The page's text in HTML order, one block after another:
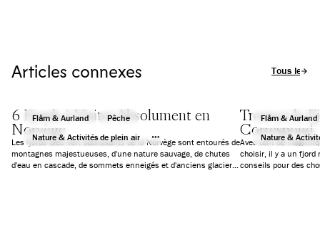
Articles connexes Tous les
Flåm & Aurland
Pêche
Nature & Activités de plein air
6 Fjords à Visiter Absolument en
Norvège
Les fjords bleu-vert saisissants de la Norvège sont entourés de
montagnes majestueuses, d'une nature sauvage, de chutes
d'eau en cascade, de sommets enneigés et d'anciens glaciers.
Flåm & Aurland
Nature &
Trouvez le
Correspond
Avec tant de
choisir, il y a un fjord
conseils pour des